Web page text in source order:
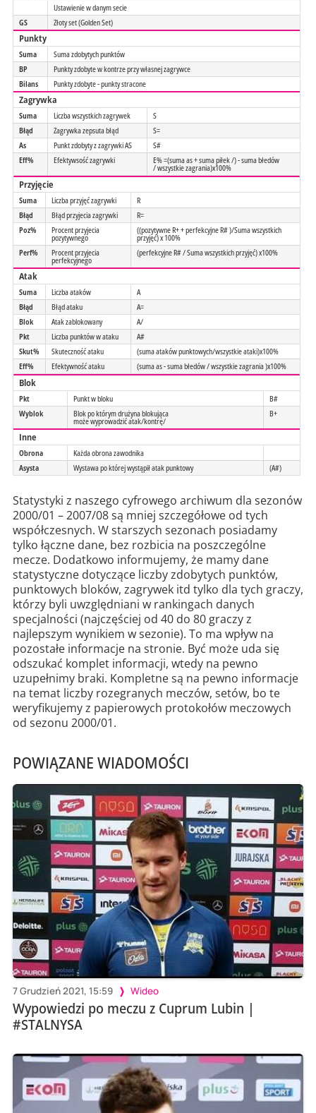
Ustawienie w danym secie
GS
Złoty set (Golden Set)
Punkty
Suma
Suma zdobytych punktów
BP
Punkty zdobyte w kontrze przy własnej zagrywce
Bilans
Punkty zdobyte - punkty stracone
Zagrywka
Suma Liczba wszystkich zagrywek
S
Błąd
Zagrywka zepsuta błąd
S=
As
Punkt zdobyty z zagrywki AS
S#
Eff%
Efektywsość zagrywki E% =(suma as + suma piłek /) - suma błedów
/ wszystkie zagrania)x100%
Przyjęcie
Suma Liczba przyjęć zagrywki
R
Błąd
Błąd przyjecia zagrywki
R=
Poz%
Procent przyjecia
pozytywnego
((pozytywne R+ + perfekcyjne R# )/Suma wszystkich
przyjęć) x 100%
Perf%
Procent przyjecia
perfekcyjnego
(perfekcyjne R# / Suma wszystkich przyjęć) x100%
Atak
Suma Liczba ataków
A
Błąd
Błąd ataku
A=
Blok
Atak zablokowany
A/
Pkt
Liczba punktów w ataku
A#
Skut%
Skuteczność ataku
(suma ataków punktowych/wszystkie ataki)x100%
Eff%
Efektywność ataku (suma as - suma błedów / wszystkie zagrania )x100%
Blok
Pkt Punkt w bloku
B#
Wyblok
Blok po którym drużyna blokująca
może wyprowadzić atak/kontrę/
B+
Inne
Obrona
Każda obrona zawodnika
Asysta
Wystawa po której wystąpił atak punktowy (A#)
Statystyki z naszego cyfrowego archiwum dla sezonów
2000/01 – 2007/08 są mniej szczegółowe od tych
współczesnych. W starszych sezonach posiadamy
tylko łączne dane, bez rozbicia na poszczególne
mecze. Dodatkowo informujemy, że mamy dane
statystyczne dotyczące liczby zdobytych punktów,
punktowych bloków, zagrywek itd tylko dla tych graczy,
którzy byli uwzględniani w rankingach danych
specjalności (najczęściej od 40 do 80 graczy z
najlepszym wynikiem w sezonie). To ma wpływ na
pozostałe informacje na stronie. Być może uda się
odszukać komplet informacji, wtedy na pewno
uzupełnimy braki. Kompletne są na pewno informacje
na temat liczby rozegranych meczów, setów, bo te
weryfikujemy z papierowych protokołów meczowych
od sezonu 2000/01.
POWIĄZANE WIADOMOŚCI
7 Grudzień 2021, 15:59 Wideo
Wypowiedzi po meczu z Cuprum Lubin |
#STALNYSA